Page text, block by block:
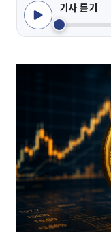
기사 듣기